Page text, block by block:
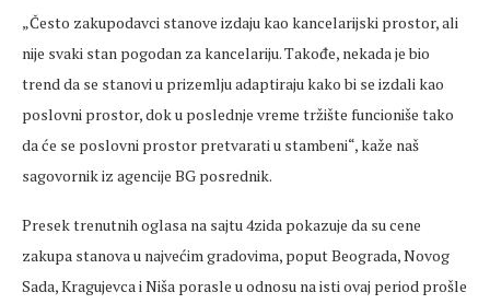
„Često zakupodavci stanove izdaju kao kancelarijski prostor, ali
nije svaki stan pogodan za kancelariju. Takođe, nekada je bio
trend da se stanovi u prizemlju adaptiraju kako bi se izdali kao
poslovni prostor, dok u poslednje vreme tržište funcioniše tako
da će se poslovni prostor pretvarati u stambeni“, kaže naš
sagovornik iz agencije BG posrednik.
Presek trenutnih oglasa na sajtu 4zida pokazuje da su cene
zakupa stanova u najvećim gradovima, poput Beograda, Novog
Sada, Kragujevca i Niša porasle u odnosu na isti ovaj period prošle